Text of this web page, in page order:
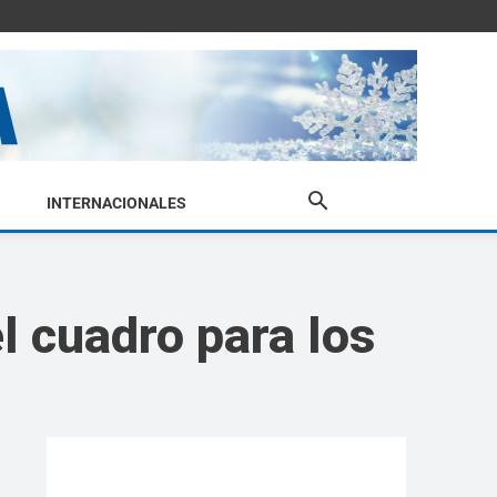
INTERNACIONALES
cuadro para los